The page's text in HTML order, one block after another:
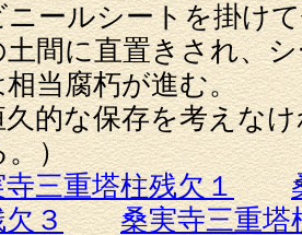
ニールシートを掛け
土間に直置きされ、
相当腐朽が進む。
的な保存を考えなけ
。）
寺三重塔柱残欠１
３
桑実寺三重塔